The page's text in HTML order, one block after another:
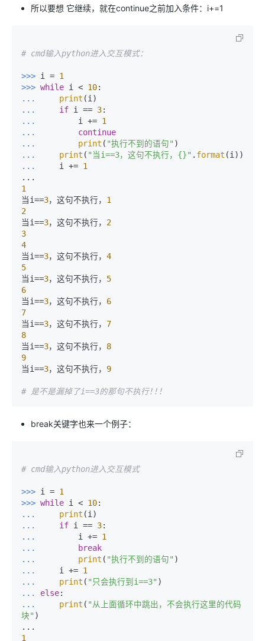
所以要想 它继续，就在continue之前加入条件：i+=1
# cmd输入python进入交互模式：
>>> i = 1
>>> while i < 10
...
print
...
if i == 3
...
        i +=
1
...
continue
...
print ( "执行不到的语句"
...
print ( "当i==3，这句不执行，{}" . format
...
    i +=
1
1
当i==3，这句不执行， 1
2
当i==3，这句不执行， 2
3
4
当i==3，这句不执行， 4
5
当i==3，这句不执行， 5
6
当i==3，这句不执行， 6
7
当i==3，这句不执行， 7
8
当i==3，这句不执行， 8
9
当i==3，这句不执行， 9
# 是不是漏掉了i==3的那句不执行!!!
break关键字也来一个例子：
# cmd输入python进入交互模式
>>> i = 1
>>> while i < 10
...
print
...
if i == 3
...
        i +=
1
...
break
...
print ( "执行不到的语句"
...
    i +=
1
...
print ( "只会执行到i==3"
... else
...
print ( "从上面循环中跳出，不会执行这里的代码
块" )
1